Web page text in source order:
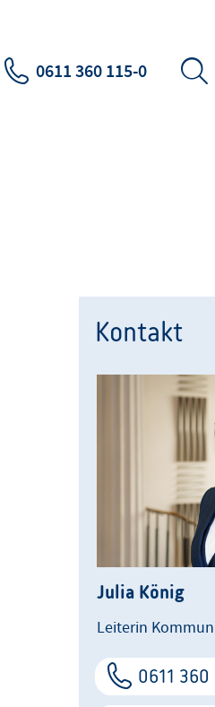
0611 360 115-0
Kontakt
Julia König
Leiterin
0611 360